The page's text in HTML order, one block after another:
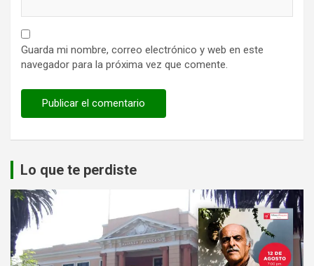
Guarda mi nombre, correo electrónico y web en este
navegador para la próxima vez que comente.
Lo que te perdiste